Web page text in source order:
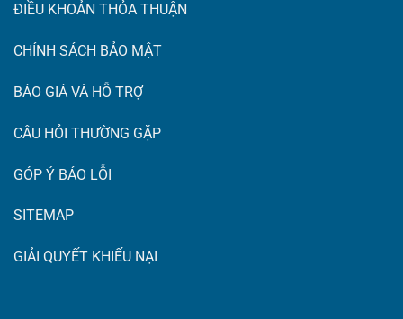
ĐIỀU KHOẢN THỎA THUẬN
CHÍNH SÁCH BẢO MẬT
BÁO GIÁ VÀ HỖ TRỢ
CÂU HỎI THƯỜNG GẶP
GÓP Ý BÁO LỖI
SITEMAP
GIẢI QUYẾT KHIẾU NẠI